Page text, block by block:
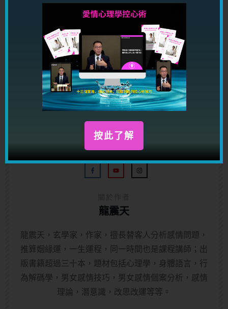
龍震天 Facebook 為眾人的心靈雞湯，每天
定時推出鼓勵好運及人生正向訊息，幫助你
改變想法，改變運氣。
加 Facebook
龍震天
龍震天，玄學家，作家，擅長替客人分析感情問題，
推算姻緣運，一生運程，同一時間也是課程講師；出
版書籍超過三十本，題材包括心理學，身體語言，行
為解碼學，男女感情技巧，男女感情個案分析，感情
理論，潛意識，改思改運等等。
按此了解